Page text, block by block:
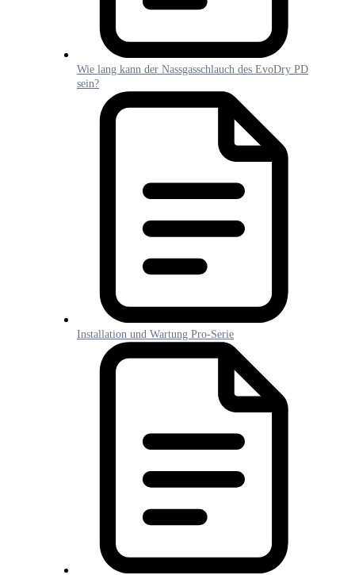
Wie lang kann der Nassgasschlauch des EvoDry PD
sein?
Installation und Wartung Pro-Serie